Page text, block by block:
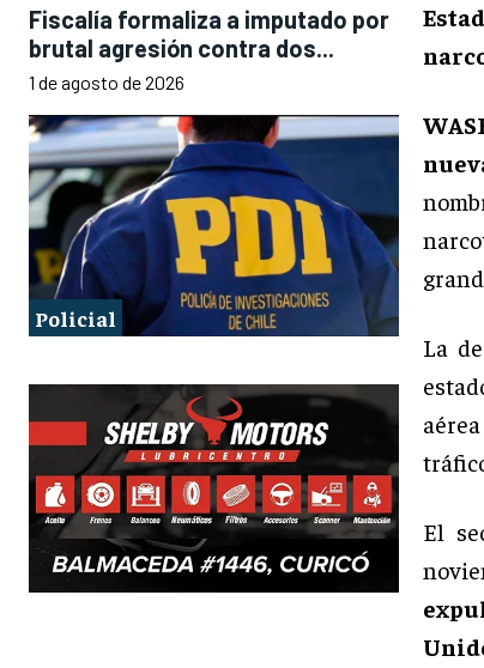
Fiscalía formaliza a imputado por
brutal agresión contra dos...
1 de agosto de 2026
Policial
La
El